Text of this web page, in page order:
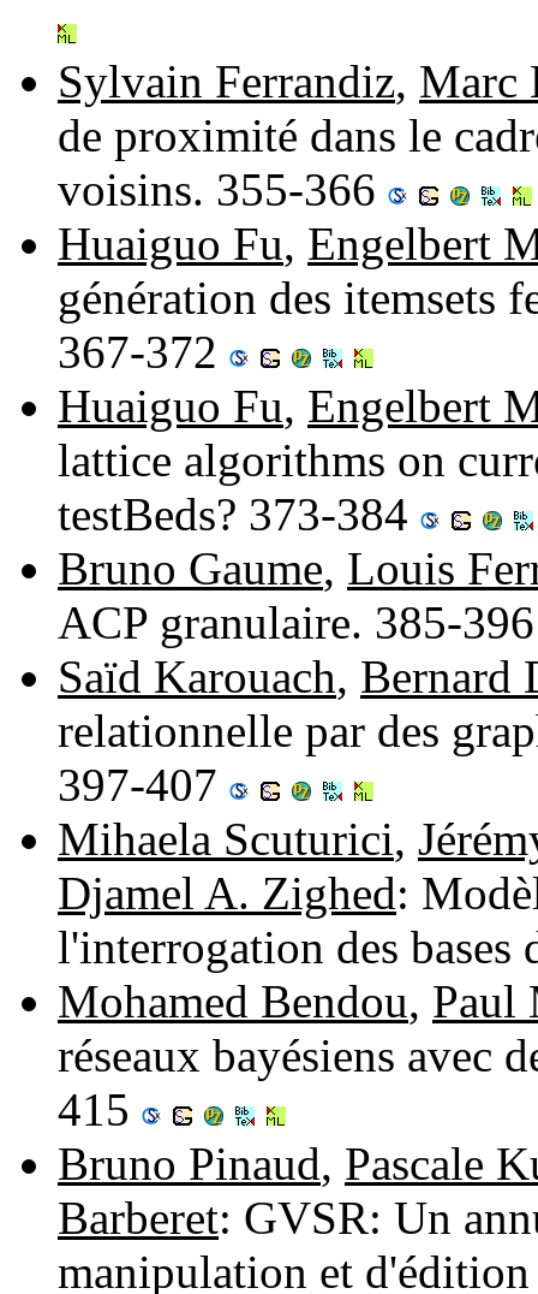
Sylvain Ferrandiz, Marc
de proximité dans le
voisins. 355-366
Huaiguo Fu, Engelbert
génération des itemsets
367-372
Huaiguo Fu, Engelbert
lattice algorithms on
testBeds? 373-384
Bruno Gaume, Louis
ACP granulaire. 385-
Saïd Karouach, Bernard
relationnelle par des
397-407
Mihaela Scuturici,
Djamel A. Zighed:
l'interrogation des
Mohamed Bendou, Paul
réseaux bayésiens avec
415
Bruno Pinaud, Pascale
Barberet: GVSR: Un
manipulation et